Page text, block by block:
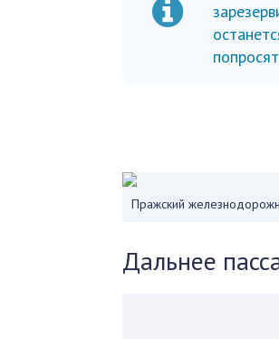
Пражский
Дальнее